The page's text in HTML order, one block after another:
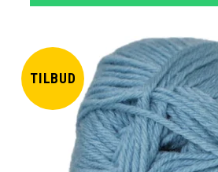
TILBUD